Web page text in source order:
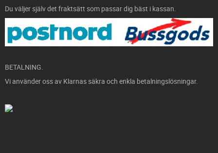
Du väljer själv det fraktsätt som passar dig bäst i kassan.
BETALNING.
Vi använder oss av Klarnas säkra och enkla betalningslösningar.